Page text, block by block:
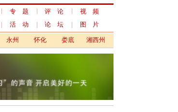
评 论
视 频
论 坛 图 片
娄底 湘西州